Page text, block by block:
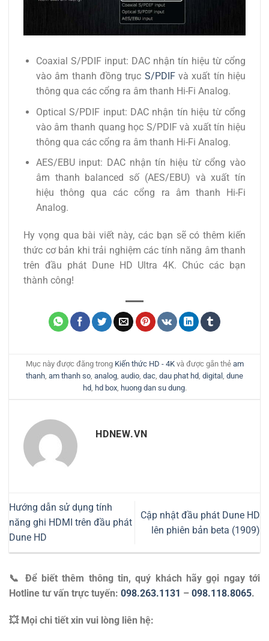
Coaxial S/PDIF input: DAC nhận tín hiệu từ cổng
vào âm thanh đồng trục S/PDIFvà xuất tín hiệu
thông qua các cổng ra âm thanh Hi-Fi Analog.
Optical S/PDIF input: DAC nhận tín hiệu từ cổng
vào âm thanh quang học S/PDIF và xuất tín hiệu
thông qua các cổng ra âm thanh Hi-Fi Analog.
AES/EBU input: DAC nhận tín hiệu từ cổng vào
âm thanh balanced số (AES/EBU) và xuất tín
hiệu thông qua các cổng ra âm thanh Hi-Fi
Analog.
Hy vọng qua bài viết này, các bạn sẽ có thêm kiến
thức cơ bản khi trải nghiệm các tính năng âm thanh
trên đầu phát Dune HD Ultra 4K. Chúc các bạn
thành công!
Mục này được đăng trong Kiến thức HD - 4Kvà được gắn thẻ am
thanh, am thanh so, analog, audio, dac, dau phat hd, digital , dune
hd, hd box, huong dan su dung.
HDNEW.VN
Hướng dẫn sử dụng tính
năng ghi HDMI trên đầu phát
Dune HD
Cập nhật đầu phát Dune HD
lên phiên bản beta (1909)
📞 Để biết thêm thông tin, quý khách hãy gọi ngay tới
Hotline tư vấn trực tuyến: 098.263.1131 – 098.118.8065.
💥 Mọi chi tiết xin vui lòng liên hệ: